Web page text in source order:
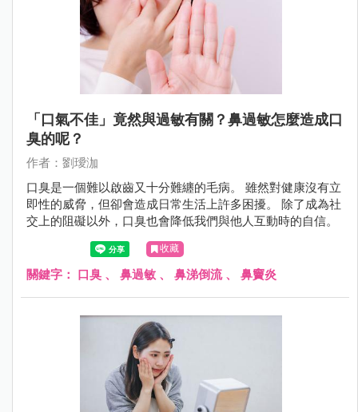
「口氣不佳」竟然與過敏有關？鼻過敏怎麼造成口
臭的呢？
作者：劉璦泇
口臭是一個難以啟齒又十分難纏的毛病。 雖然對健康沒有立
即性的威脅，但卻會造成日常生活上許多困擾。 除了成為社
交上的阻礙以外，口臭也會降低我們與他人互動時的自信。
收藏
關鍵字： 口臭 、 鼻過敏 、 鼻涕倒流、 鼻竇炎